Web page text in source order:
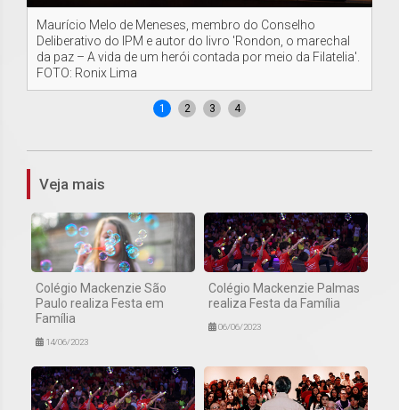
Maurício Melo de Meneses, membro do Conselho
Deliberativo do IPM e autor do livro 'Rondon, o marechal
da paz – A vida de um herói contada por meio da Filatelia'.
FOTO: Ronix Lima
1 2 3 4
Veja mais
Colégio Mackenzie São
Paulo realiza Festa em
Família
14/06/2023
Colégio Mackenzie Palmas
realiza Festa da Família
06/06/2023